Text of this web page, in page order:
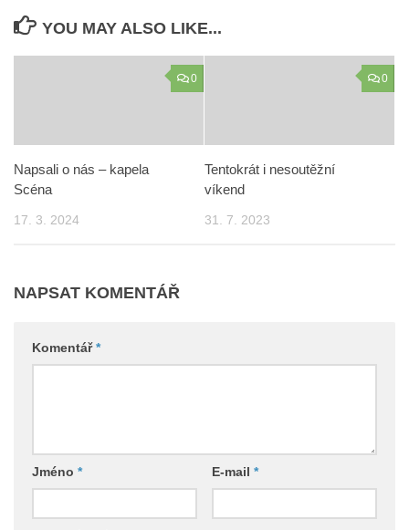
YOU MAY ALSO LIKE...
0
Napsali o nás – kapela
Scéna
17. 3. 2024
0
Tentokrát i nesoutěžní
víkend
31. 7. 2023
NAPSAT KOMENTÁŘ
Komentář*
Jméno * E-mail *